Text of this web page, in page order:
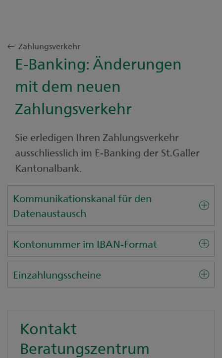
Zahlungsverkehr
E-Banking: Änderungen
mit dem neuen
Zahlungsverkehr
Sie erledigen Ihren Zahlungsverkehr
ausschliesslich im E-Banking der St.Galler
Kantonalbank.
Kommunikationskanal für den
Datenaustausch
Kontonummer im IBAN-Format
Einzahlungsscheine
Kontakt
Beratungszentrum